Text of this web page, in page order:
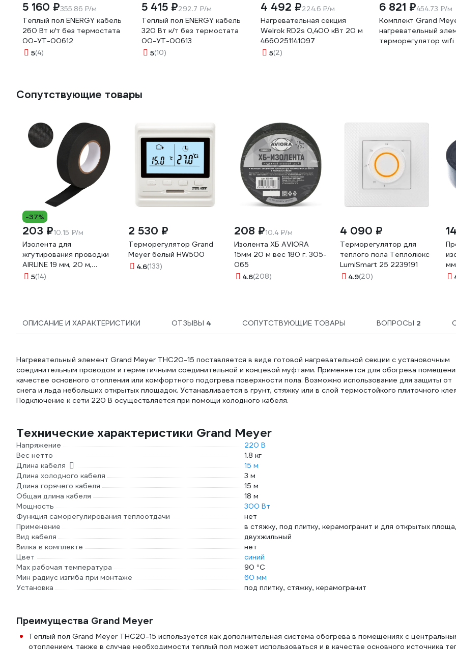
5 160 ₽355.86 ₽/м
Теплый пол ENERGY кабель
260 Вт к/т без термостата
00-УТ-00612
5(4)
5 415 ₽292.7 ₽/м
Теплый пол ENERGY кабель
320 Вт к/т без термостата
00-УТ-00613
5(10)
4 492 ₽224.6 ₽/м
Нагревательная секция
Welrok RD2s 0,400 кВт 20 м
4660251141097
5(2)
6 821 ₽454.73 ₽/м
Комплект Grand
нагревательный
терморегулятор
Сопутствующие товары
-37%
203 ₽10.15 ₽/м
Изолента для
жгутирования проводки
AIRLINE 19 мм, 20 м,
термостойкая, на основе
5(14)
2 530 ₽
Терморегулятор Grand
Meyer белый HW500
4.6(133)
208 ₽10.4 ₽/м
Изолента ХБ AVIORA
15мм 20 м вес 180 г. 305-
065
4.6(208)
4 090 ₽
Терморегулятор для
теплого пола Теплолюкс
LumiSmart 25 2239191
4.9(20)
ОПИСАНИЕ И ХАРАКТЕРИСТИКИ ОТЗЫВЫ 4 СОПУТСТВУЮЩИЕ ТОВАРЫ ВОПРОСЫ 2
Нагревательный элемент Grand Meyer THC20-15 поставляется в виде готовой нагревательной секции с установочным
соединительным проводом и герметичными соединительной и концевой муфтами. Применяется для обогрева
качестве основного отопления или комфортного подогрева поверхности пола. Возможно использование для защиты от
снега и льда небольших открытых площадок. Устанавливается в грунт, стяжку или в слой термостойкого плиточного
Подключение к сети 220 В осуществляется при помощи холодного кабеля.
Технические характеристики Grand Meyer
Напряжение
220 В
Вес нетто
1.8 кг
Длина кабеля
15 м
Длина холодного кабеля
3 м
Длина горячего кабеля
15 м
Общая длина кабеля
18 м
Мощность
300 Вт
Функция саморегулирования теплоотдачи
нет
Применение
в стяжку, под плитку, керамогранит и для открытых
Вид кабеля
двухжильный
Вилка в комплекте
нет
Цвет
синий
Max рабочая температура
90 °С
Мин радиус изгиба при монтаже
60 мм
Установка
под плитку, стяжку, керамогранит
Преимущества Grand Meyer
Теплый пол Grand Meyer THC20-15 используется как дополнительная система обогрева в помещениях с
отоплением, также в случае необходимости теплый пол может использоваться и в качестве основного источника